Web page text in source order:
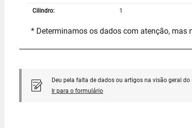
Cilindro: 1
* Determinamos os dados com atenção, mas
Deu pela falta de dados ou artigos na visão geral
Ir para o formulário